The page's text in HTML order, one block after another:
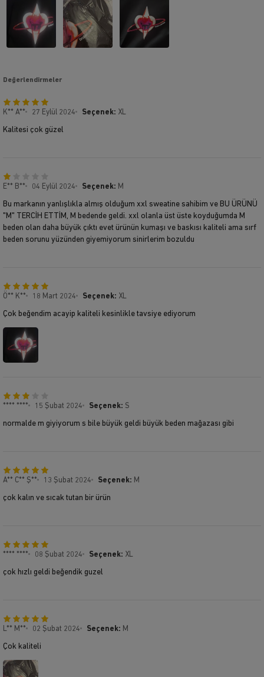
Değerlendirmeler
K** A** 27 Eylül 2024 Seçenek: XL
Kalitesi çok güzel
E** B** 04 Eylül 2024 Seçenek: M
Bu markanın yanlışlıkla almış olduğum xxl sweatine sahibim ve BU ÜRÜNÜ
"M" TERCİH ETTİM, M bedende geldi. xxl olanla üst üste koyduğumda M
beden olan daha büyük çıktı evet ürünün kumaşı ve baskısı kaliteli ama sırf
beden sorunu yüzünden giyemiyorum sinirlerim bozuldu
Ö** K** 18 Mart 2024 Seçenek: XL
Çok beğendim acayip kaliteli kesinlikle tavsiye ediyorum
**** **** 15 Şubat 2024 Seçenek: S
normalde m giyiyorum s bile büyük geldi büyük beden mağazası gibi
A** C** Ş** 13 Şubat 2024 Seçenek: M
çok kalın ve sıcak tutan bir ürün
**** **** 08 Şubat 2024 Seçenek: XL
çok hızlı geldi beğendik guzel
L** M** 02 Şubat 2024 Seçenek: M
Çok kaliteli